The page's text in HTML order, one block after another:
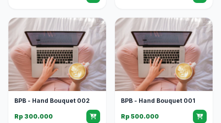
BPB - Hand Bouquet 002
Rp 300.000
BPB - Hand Bouquet 001
Rp 500.000